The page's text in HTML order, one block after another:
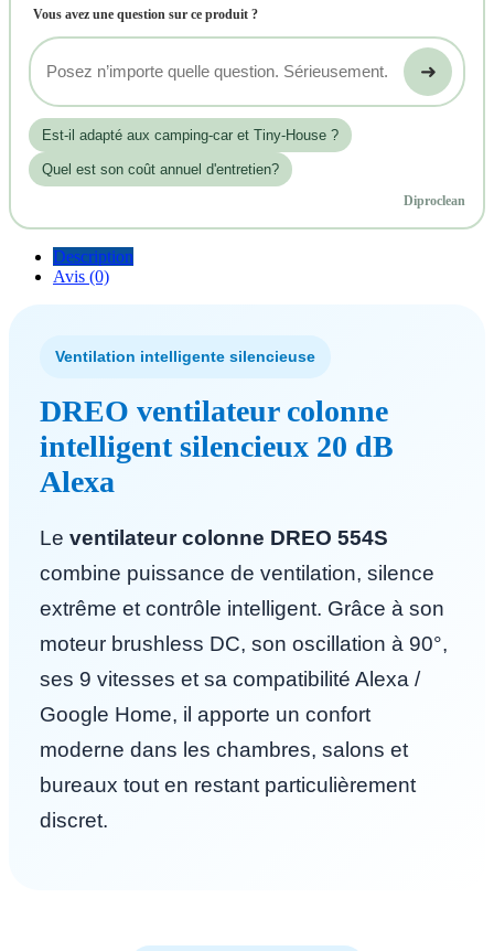
Vous avez une question sur ce produit ?
➜
Est‑il adapté aux camping-car et Tiny-House ?
Quel est son coût annuel d'entretien?
Diproclean
Description
Avis (0)
Ventilation intelligente silencieuse
DREO ventilateur colonne
intelligent silencieux 20 dB
Alexa
Le ventilateur colonne DREO 554S
combine puissance de ventilation, silence
extrême et contrôle intelligent. Grâce à son
moteur brushless DC, son oscillation à 90°,
ses 9 vitesses et sa compatibilité Alexa /
Google Home, il apporte un confort
moderne dans les chambres, salons et
bureaux tout en restant particulièrement
discret.